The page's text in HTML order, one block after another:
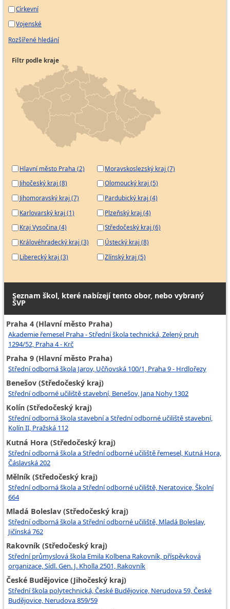
Církevní
Vojenské
Rozšířené hledání
Filtr podle kraje
Hlavní město Praha (2)
Jihočeský kraj (8)
Jihomoravský kraj (7)
Karlovarský kraj (1)
Kraj Vysočina (4)
Královéhradecký kraj (3)
Liberecký kraj (3)
Moravskoslezský kraj (7)
Olomoucký kraj (5)
Pardubický kraj (4)
Plzeňský kraj (4)
Středočeský kraj (6)
Ústecký kraj (8)
Zlínský kraj (5)
Seznam škol, které nabízejí tento obor, nebo vybraný
ŠVP
Praha 4 (Hlavní město Praha)
Akademie řemesel Praha - Střední škola technická, Zelený pruh
1294/52, Praha 4 - Krč
Praha 9 (Hlavní město Praha)
Střední odborná škola Jarov, Učňovská 100/1, Praha 9 - Hrdlořezy
Benešov (Středočeský kraj)
Střední odborné učiliště stavební, Benešov, Jana Nohy 1302
Kolín (Středočeský kraj)
Střední odborná škola stavební a Střední odborné učiliště stavební,
Kolín II, Pražská 112
Kutná Hora (Středočeský kraj)
Střední odborná škola a Střední odborné učiliště řemesel, Kutná Hora,
Čáslavská 202
Mělník (Středočeský kraj)
Střední odborná škola a Střední odborné učiliště, Neratovice, Školní
664
Mladá Boleslav (Středočeský kraj)
Střední odborná škola a Střední odborné učiliště, Mladá Boleslav,
Jičínská 762
Rakovník (Středočeský kraj)
Střední průmyslová škola Emila Kolbena Rakovník, příspěvková
organizace, Sídl. Gen. J. Kholla 2501, Rakovník
České Budějovice (Jihočeský kraj)
Střední škola polytechnická, České Budějovice, Nerudova 59, České
Budějovice, Nerudova 859/59